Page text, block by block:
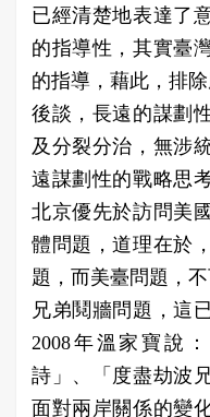
已經清楚地表達了
的指導性，其實臺
的指導，藉此，排
後談，長遠的謀劃
及分裂分治，無涉
遠謀劃性的戰略思
北京優先於訪問美
體問題，道理在於
題，而美臺問題，
兄弟鬩牆問題，這
2008年溫家寶說
詩」、「度盡劫波
面對兩岸關係的變